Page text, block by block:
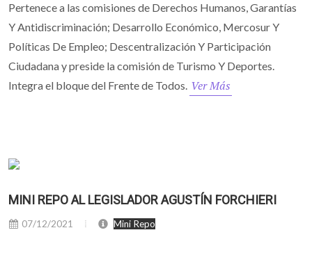
Pertenece a las comisiones de Derechos Humanos, Garantías
Y Antidiscriminación; Desarrollo Económico, Mercosur Y
Políticas De Empleo; Descentralización Y Participación
Ciudadana y preside la comisión de Turismo Y Deportes.
Integra el bloque del Frente de Todos. Ver Más
MINI REPO AL LEGISLADOR AGUSTÍN FORCHIERI
07/12/2021 Mini Repo